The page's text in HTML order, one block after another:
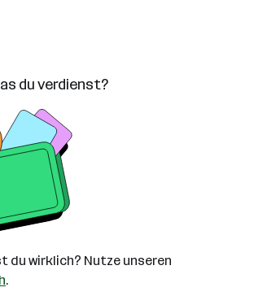
du verdienst?
du wirklich? Nutze unseren
.